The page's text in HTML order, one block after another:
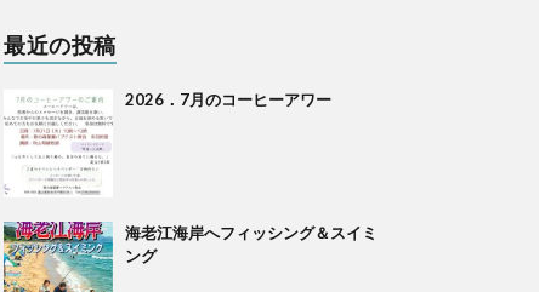
最近の投稿
2026．7月のコーヒーアワー
海老江海岸へフィッシング＆スイミ
ング